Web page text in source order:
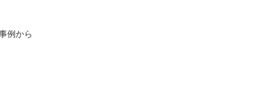
例から